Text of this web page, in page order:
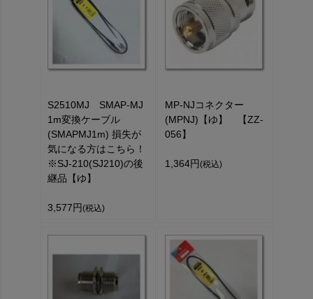
S2510MJ SMAP-MJ
1m変換ケーブル
(SMAPMJ1m) 損失が
気になる方はこちら！
※SJ-210(SJ210)の後
継品【ゆ】
3,577円 (税込)
MP-NJコネクター
(MPNJ)【ゆ】 【ZZ-
056】
1,364円 (税込)